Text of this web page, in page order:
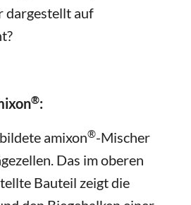
dargestellt auf
®:
amixon®-Mischer
Das im oberen
Bauteil zeigt die